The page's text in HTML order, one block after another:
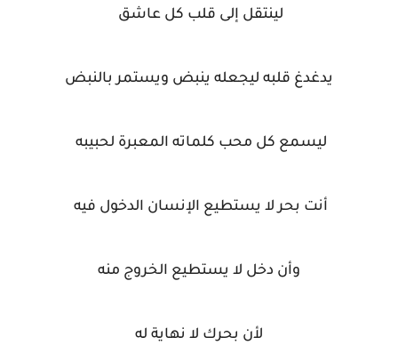
لينتقل إلى قلب كل عاشق
يدغدغ قلبه ليجعله ينبض ويستمر بالنبض
ليسمع كل محب كلماته المعبرة لحبيبه
أنت بحر لا يستطيع الإنسان الدخول فيه
وأن دخل لا يستطيع الخروج منه
لأن بحرك لا نهاية له